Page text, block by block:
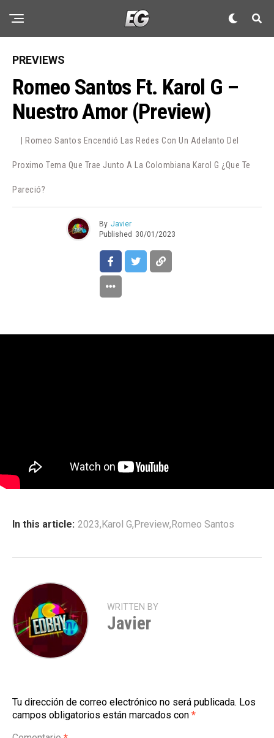
PREVIEWS
Romeo Santos Ft. Karol G –
Nuestro Amor (Preview)
| Romeo Santos Encendió Las Redes Con Un Adelanto Del
Proximo Tema Que Trae Junto A La Colombiana Karol G ¿Que Te
Pareció?
By Javier
Published 30/01/2023
In this article: 2023,Karol G,Preview,Romeo Santos
WRITTEN BY
Javier
Tu dirección de correo electrónico no será publicada. Los
campos obligatorios están marcados con *